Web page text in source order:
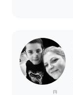
(1)